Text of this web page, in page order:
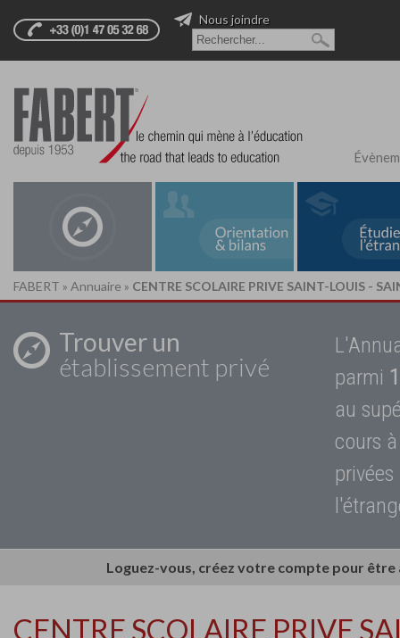
Nous joindre
FABERT » Annuaire » CENTRE SCOLAIRE PRIVE SAINT-LOUIS -
Trouver un
établissement privé
parmi
au
cours
Loguez-vous, créez votre compte pour
CENTRE SCOLAIRE PRIVE